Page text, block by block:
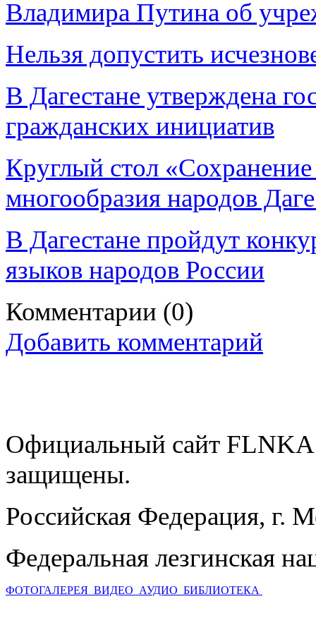
Владимира Путина об
Нельзя допустить
В Дагестане утверждена
гражданских инициатив
Круглый стол «Сохранение
многообразия народов
В Дагестане пройдут
языков народов России
Комментарии (0)
Добавить комментарий
Официальный сайт
защищены.
Российская Федерация, г.
Федеральная лезгинская
ФОТОГАЛЕРЕЯ ВИДЕО АУДИО БИБЛИОТЕКА